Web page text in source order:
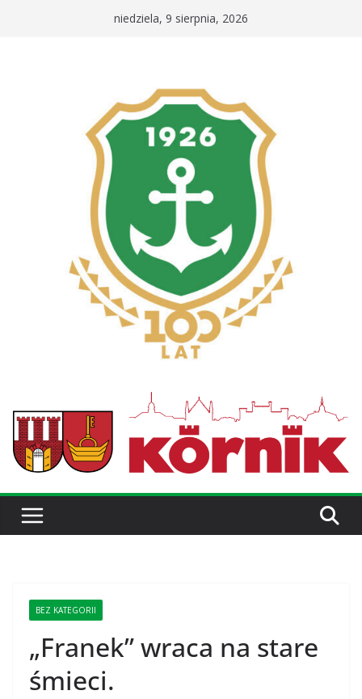
niedziela, 9 sierpnia, 2026
BEZ KATEGORII
„Franek” wraca na stare
śmieci.